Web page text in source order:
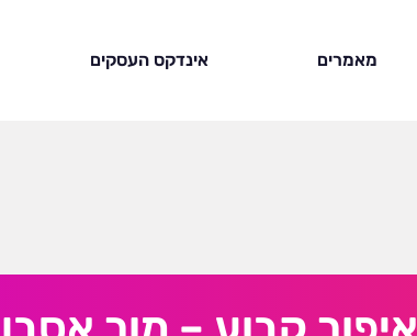
מאמרים אינדקס העסקים